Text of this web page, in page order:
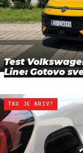
Test
Line: Gotovo
TKO JE KRIV?